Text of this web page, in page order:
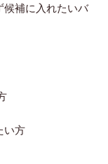
候補に入れたいバ
い方